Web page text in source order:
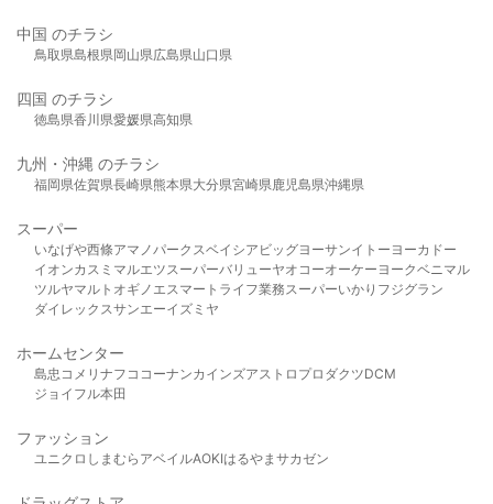
中国 のチラシ
鳥取県島根県岡山県広島県山口県
四国 のチラシ
徳島県香川県愛媛県高知県
九州・沖縄 のチラシ
福岡県佐賀県長崎県熊本県大分県宮崎県鹿児島県沖縄県
スーパー
いなげや西條アマノパークスベイシア ビッグヨーサンイトーヨーカドー
イオンカスミ マルエツスーパーバリューヤオコーオーケー ヨークベニマル
ツルヤマルト オギノ エスマート ライフ業務スーパーいかり フジグラン
ダイレックスサンエーイズミヤ
ホームセンター
島忠 コメリ ナフコ コーナンカインズアストロプロダクツDCM
ジョイフル本田
ファッション
ユニクロ しまむら アベイルAOKIはるやま サカゼン